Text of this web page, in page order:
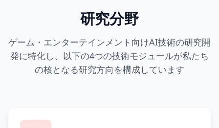
研究分野
ゲーム・エンターテインメント向けAI技術の研究開
発に特化し、以下の4つの技術モジュールが私たち
の核となる研究方向を構成しています